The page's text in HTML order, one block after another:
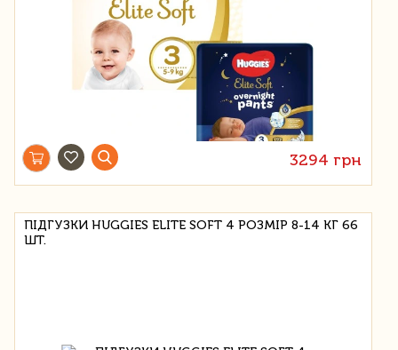
3294 грн
ПІДГУЗКИ HUGGIES ELITE SOFT 4 РОЗМІР 8-14 КГ 66
ШТ.